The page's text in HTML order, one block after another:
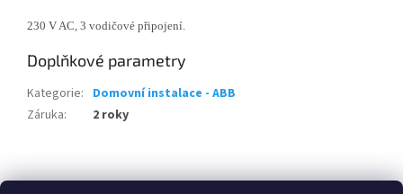
230 V AC, 3 vodičové připojení.
Doplňkové parametry
Kategorie: Domovní instalace - ABB
Záruka: 2 roky
á